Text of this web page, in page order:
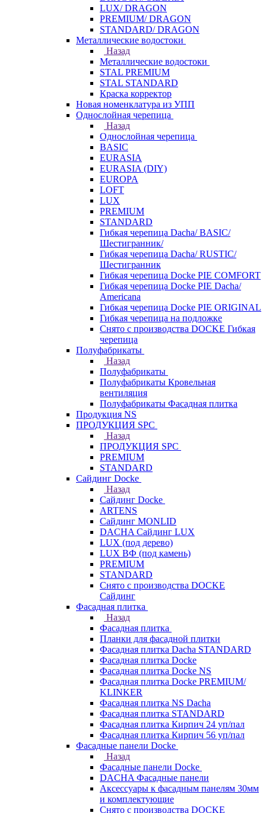
LUX/ DRAGON
PREMIUM/ DRAGON
STANDARD/ DRAGON
Металлические водостоки
Назад
Металлические водостоки
STAL PREMIUM
STAL STANDARD
Краска корректор
Новая номенклатура из УПП
Однослойная черепица
Назад
Однослойная черепица
BASIC
EURASIA
EURASIA (DIY)
EUROPA
LOFT
LUX
PREMIUM
STANDARD
Гибкая черепица Dacha/ BASIC/
Шестигранник/
Гибкая черепица Dacha/ RUSTIC/
Шестигранник
Гибкая черепица Docke PIE COMFORT
Гибкая черепица Docke PIE Dacha/
Americana
Гибкая черепица Docke PIE ОRIGINАL
Гибкая черепица на подложке
Снято с производства DOCKE Гибкая
черепица
Полуфабрикаты
Назад
Полуфабрикаты
Полуфабрикаты Кровельная
вентиляция
Полуфабрикаты Фасадная плитка
Продукция NS
ПРОДУКЦИЯ SPC
Назад
ПРОДУКЦИЯ SPC
PREMIUM
STANDARD
Сайдинг Docke
Назад
Сайдинг Docke
ARTENS
Cайдинг MONLID
DACHA Сайдинг LUX
LUX (под дерево)
LUX ВФ (под камень)
PREMIUM
STANDARD
Снято с производства DOCKE
Сайдинг
Фасадная плитка
Назад
Фасадная плитка
Планки для фасадной плитки
Фасадная плитка Dacha STANDARD
Фасадная плитка Docke
Фасадная плитка Docke NS
Фасадная плитка Docke PREMIUM/
KLINKER
Фасадная плитка NS Dacha
Фасадная плитка STANDARD
Фасадная плитка Кирпич 24 уп/пал
Фасадная плитка Кирпич 56 уп/пал
Фасадные панели Docke
Назад
Фасадные панели Docke
DACHA Фасадные панели
Аксессуары к фасадным панелям 30мм
и комплектующие
Снято с производства DOCKE